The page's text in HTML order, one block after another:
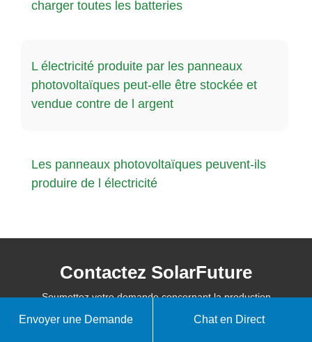
charger toutes les batteries
L électricité produite par les panneaux
photovoltaïques peut-elle être stockée et
vendue contre de l argent
Les panneaux photovoltaïques peuvent-ils
produire de l électricité
Contactez SolarFuture
Soumettez votre demande concernant la production
d'énergie domestique et les technologies d'énergie propre.
Envoyer une Demande Chat en Direct